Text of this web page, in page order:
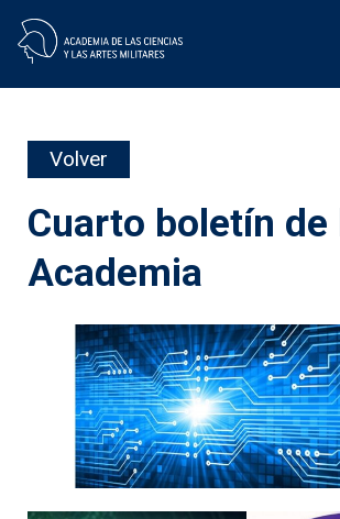
content
Volver
Cuarto boletín de
Academia